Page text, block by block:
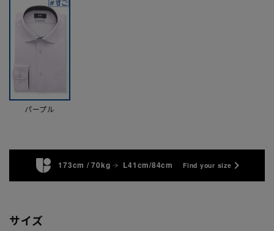
パープル
173cm / 70kg L41cm/84cm Find your size
サイズ